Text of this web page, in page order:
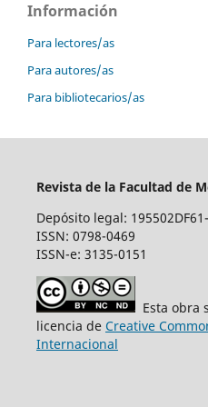
Información
Para lectores/as
Para autores/as
Para bibliotecarios/as
Revista de la Facultad de
Depósito legal:
ISSN: 0798-0469
ISSN-e: 3135-0151
Esta obra
licencia de Creative
Internacional